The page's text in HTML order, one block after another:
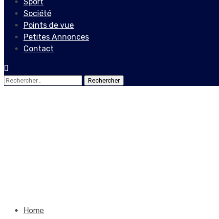
Société
Points de vue
Petites Annonces
Contact
Rechercher :
Home